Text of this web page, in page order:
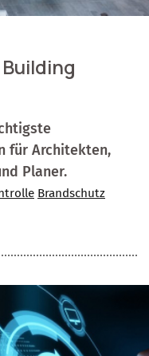
für Architekten,
Planer.
Brandschutz